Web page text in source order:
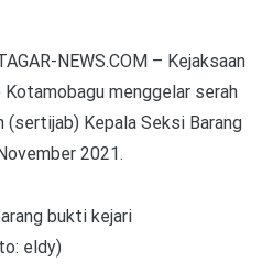
NEWS.COM – Kejaksaan
Kotamobagu menggelar serah
(sertijab) Kepala Seksi Barang
2021.
bukti kejari
eldy)